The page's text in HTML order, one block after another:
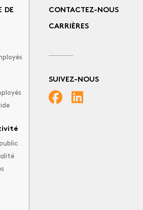
DE
CONTACTEZ-NOUS
CARRIÈRES
SUIVEZ-NOUS